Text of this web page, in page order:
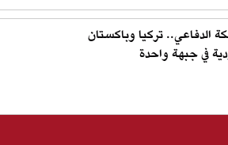
الدفاعي.. تركيا وباكستان
في جبهة واحدة